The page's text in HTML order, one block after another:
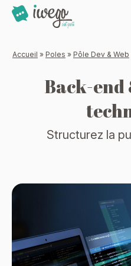
Accueil » Poles » Pôle Dev & Web
Back-end
Structurez la
Panneau de gestion des cookies